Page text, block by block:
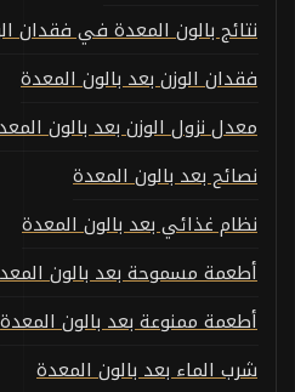
نتائج بالون المعدة في فقدان
فقدان الوزن بعد بالون المعدة
معدل نزول الوزن بعد بالون
نصائح بعد بالون المعدة
نظام غذائي بعد بالون المعدة
أطعمة مسموحة بعد بالون
أطعمة ممنوعة بعد بالون المعدة
شرب الماء بعد بالون المعدة